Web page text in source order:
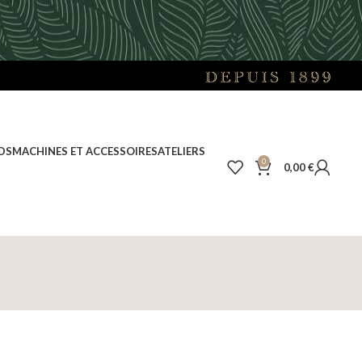
MACHINES ET ACCESSOIRESATELIERS
0 0,00€